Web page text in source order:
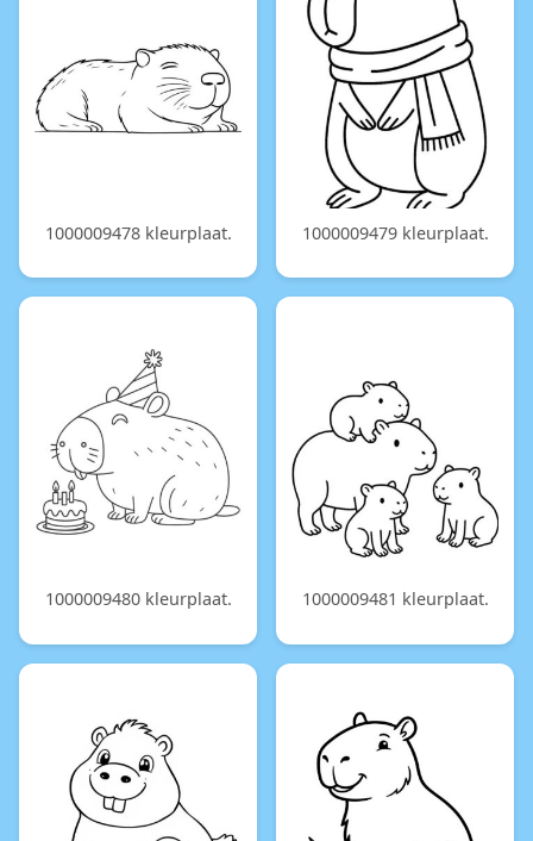
1000009478 kleurplaat. 1000009479 kleurplaat.
1000009480 kleurplaat. 1000009481 kleurplaat.